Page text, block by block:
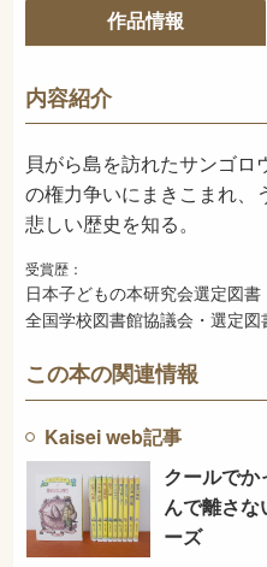
134ページ
ISBN 978-4-03-
NDC
発売日 1996年4月
作品情報
内容紹介
貝がら島を訪れたサンゴ
の権力争いにまきこまれ、
悲しい歴史を知る。
受賞歴：
日本子どもの本研究会選定図書
全国学校図書館協議会・選定図
この本の関連情報
Kaisei web記事
クールで
んで離さな
ーズ